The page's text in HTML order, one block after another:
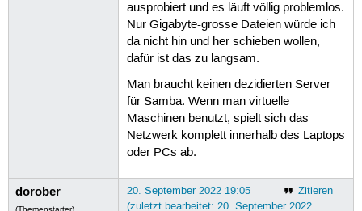
ausprobiert und es läuft völlig problemlos.
Nur Gigabyte-grosse Dateien würde ich
da nicht hin und her schieben wollen,
dafür ist das zu langsam.
Man braucht keinen dezidierten Server
für Samba. Wenn man virtuelle
Maschinen benutzt, spielt sich das
Netzwerk komplett innerhalb des Laptops
oder PCs ab.
dorober Zitieren
20. September 2022 19:05
(zuletzt bearbeitet: 20. September 2022